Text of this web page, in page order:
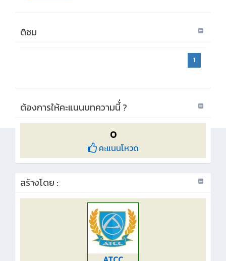
ติชม
1
ต้องการให้คะแนนบทความนี้่ ?
0
คะแนนโหวด
สร้างโดย :